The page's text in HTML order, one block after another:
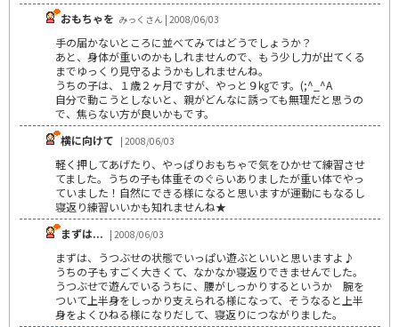
おもちゃを みっくさん | 2008/06/03
手の届かないところに並べてみてはどうでしょうか？
あと、身体が重いのかもしれませんので、もう少し力が出てくる
までゆっくり見守るようかもしれませんね。
うちの子は、１歳２ヶ月ですが、やっと９㎏です。(;^_^A
自分で動こうとしないと、親がどんなに誘っても無理だと思うの
で、焦らない方が良いかもです。
横に向けて | 2008/06/03
軽く押してあげたり、やっぱりおもちゃで気をひかせて練習させ
てました。うちの子も体重そのぐらいありましたが重い体でやっ
ていました！自然にできる様になると思いますが運動にもなるし
寝返り練習いいかも知れませんね★
まずは... | 2008/06/03
まずは、うつぶせの状態でいっぱい遊ぶといいと思いますよ♪
うちの子もすごく大きくて、なかなか寝返りできませんでした。
うつぶせで遊んでいるうちに、腰がしっかりするというか 腕を
ついて上半身をしっかり支えられる様になって、そうなると上半
身をよくひねる様になりだして、寝返りにつながりました。